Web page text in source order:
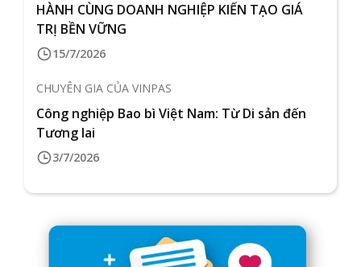
HÀNH CÙNG DOANH NGHIỆP KIẾN TẠO GIÁ
TRỊ BỀN VỮNG
15/7/2026
CHUYÊN GIA CỦA VINPAS
Công nghiệp Bao bì Việt Nam: Từ Di sản đến
Tương lai
3/7/2026